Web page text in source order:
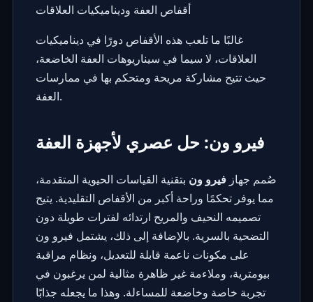
أقفاص العفة وديناميكيات العلاقات
غالبًا ما تلعب هذه الأقفاص دورًا في ديناميكيات
العلاقات، لا سيما في سيناريوهات العفة الخاضعة،
حيث تتيح مشاركة مريحة ومتحكم بها في ممارسات
العفة.
فيرو ون: حل عصري لأجهزة العفة
صُمم جهازفيرو ون بتقنية القياسات الحيوية المتقدمة،
مما يوفر تحكمًا وراحة أكبر من الأقفاص التقليدية. يتيح
تصميمه النحيف والمريح ارتدائه لفترات طويلة دون
التضحية بالسرية. بالإضافة إلى ذلك، يشتمل فيرو ون
على مكونات ناعمة قابلة للتعديل، ونظام مراقبة
بيومترية، وملاءمة غير ظاهرة مثالية لمن يرغبون في
تجربة خاصة وخاضعة للمساءلة. وهذا ما يجعله جذابًا